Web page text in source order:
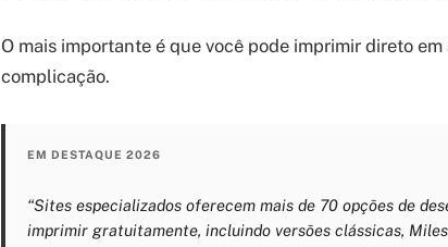
O mais importante é que você pode imprimir direto
complicação.
EM DESTAQUE 2026
“Sites especializados oferecem mais de 70 opções de
imprimir gratuitamente, incluindo versões clássicas,